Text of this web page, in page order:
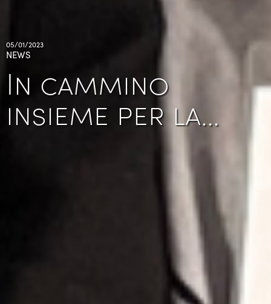
05/01/2023
NEWS
In cammino
insieme per la…